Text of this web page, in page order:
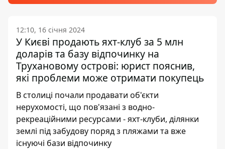
12:10, 16 січня 2024
У Києві продають яхт-клуб за 5 млн
доларів та базу відпочинку на
Трухановому острові: юрист пояснив,
які проблеми може отримати покупець
В столиці почали продавати об'єкти
нерухомості, що пов'язані з водно-
рекреаційними ресурсами - яхт-клуби, ділянки
землі під забудову поряд з пляжами та вже
існуючі бази відпочинку